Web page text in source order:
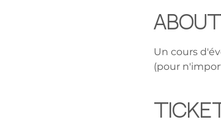
Un cours
(pour